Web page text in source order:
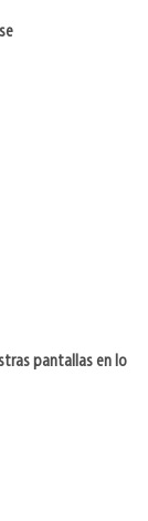
pantallas en lo